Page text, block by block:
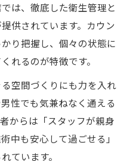
は、徹底した衛生管理と
供されています。カウン
り把握し、個々の状態に
れるのが特徴です。
空間づくりにも力を入れ
性でも気兼ねなく通える
からは「スタッフが親身
中も安心して過ごせる」
ています。